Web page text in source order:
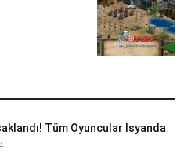
Tüm Oyuncular İsyanda